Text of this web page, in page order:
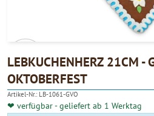
4.90
LEBKUCHENHERZ 21CM -
KTOBERFEST
Artikel-Nr.: LB-1061-GVO
❤ verfügbar - geliefert ab 1 Werktag